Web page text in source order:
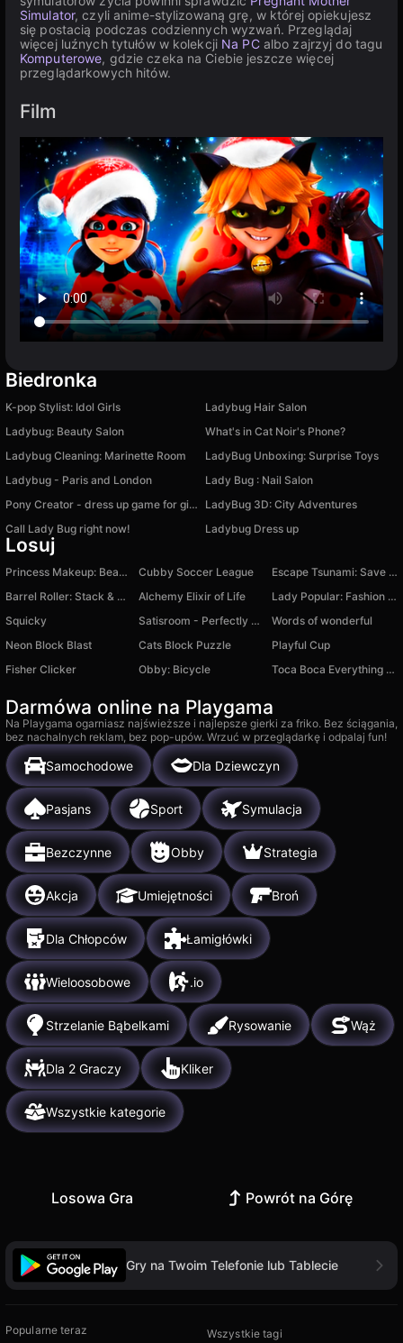
Simulator, czyli anime-stylizowaną grę, w której opiekujesz
się postacią podczas codziennych wyzwań. Przeglądaj
więcej luźnych tytułów w kolekcji Na PCalbo zajrzyj do tagu
Komputerowe, gdzie czeka na Ciebie jeszcze więcej
przeglądarkowych hitów.
Film
Biedronka
K-pop Stylist: Idol Girls
Ladybug Hair Salon
Ladybug: Beauty Salon
What's in Cat Noir's Phone?
Ladybug Cleaning: Marinette Room
LadyBug Unboxing: Surprise Toys
Ladybug - Paris and London
Lady Bug : Nail Salon
Pony Creator - dress up game for girls
LadyBug 3D: City Adventures
Call Lady Bug right now!
Ladybug Dress up
Losuj
Princess Makeup: Beauty Salon Cubby Soccer League
Escape Tsunami: Save and Steal Brainrot
Barrel Roller: Stack & Run 3D
Alchemy Elixir of Life
Lady Popular: Fashion Arena
Squicky
Satisroom - Perfectly Organized
Words of wonderful
Neon Block Blast
Cats Block Puzzle
Playful Cup
Fisher Clicker
Obby: Bicycle Toca Boca Everything Unlocked
Darmówa online na Playgama
Na Playgama ogarniasz najświeższe i najlepsze gierki za friko. Bez ściągania,
bez nachalnych reklam, bez pop-upów. Wrzuć w przeglądarkę i odpalaj fun!
Samochodowe Dla Dziewczyn
Pasjans Sport Symulacja
Bezczynne Obby Strategia
Akcja Umiejętności Broń
Dla Chłopców Łamigłówki
Wieloosobowe .io
Strzelanie Bąbelkami Rysowanie Wąż
Dla 2 Graczy Kliker
Wszystkie kategorie
Losowa Gra Powrót na Górę
Gry na Twoim Telefonie lub Tablecie
Popularne teraz
Wszystkie tagi